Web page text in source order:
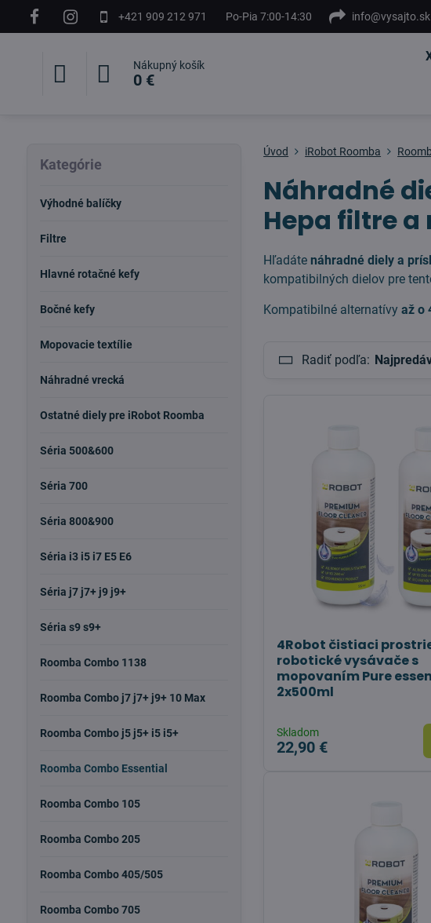
+421 909 212 971 Po-Pia 7:00-14:30 info@vysajto.sk
Nákupný košík
0 €
Úvod iRobot Roomba
Náhradné
Hepa filtre
Hľadáte náhradné diely a
kompatibilných dielov pre
Kompatibilné alternatívyaž o
Radiť podľa:
4Robot čistiaci
robotické vysávače s
mopovaním Pure
2x500ml
Skladom
22,90 €
Kategórie
Výhodné balíčky
Filtre
Hlavné rotačné kefy
Bočné kefy
Mopovacie textílie
Náhradné vrecká
Ostatné diely pre iRobot Roomba
Séria 500&600
Séria 700
Séria 800&900
Séria i3 i5 i7 E5 E6
Séria j7 j7+ j9 j9+
Séria s9 s9+
Roomba Combo 1138
Roomba Combo j7 j7+ j9+ 10 Max
Roomba Combo j5 j5+ i5 i5+
Roomba Combo Essential
Roomba Combo 105
Roomba Combo 205
Roomba Combo 405/505
Roomba Combo 705